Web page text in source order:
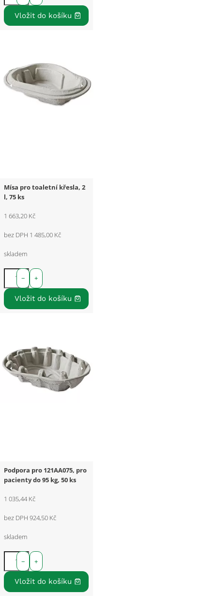
Mísa pro toaletní křesla, 2
l, 75 ks
1 663,20 Kč
bez DPH 1 485,00 Kč
skladem
+
−
Podpora pro 121AA075, pro
pacienty do 95 kg, 50 ks
1 035,44 Kč
bez DPH 924,50 Kč
skladem
+
−